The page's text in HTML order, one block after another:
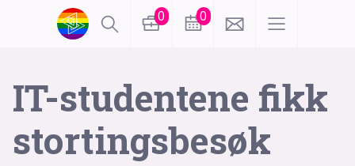
0 0
IT-studentene fikk
stortingsbesøk
lønn
KI
karriere
meninger